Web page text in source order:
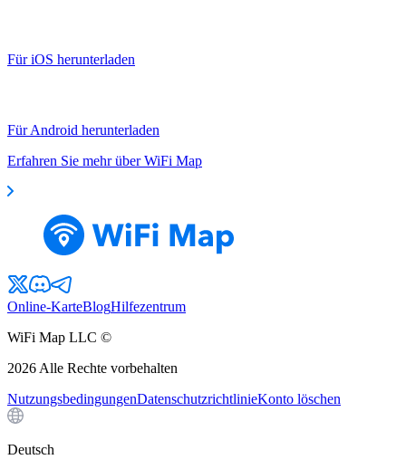
Für iOS herunterladen
Für Android herunterladen
Erfahren Sie mehr über WiFi Map
Online-KarteBlogHilfezentrum
WiFi Map LLC ©
2026 Alle Rechte vorbehalten
NutzungsbedingungenDatenschutzrichtlinieKonto löschen
Deutsch